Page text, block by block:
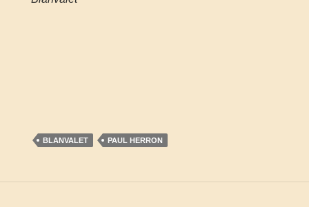
BLANVALET PAUL HERRON